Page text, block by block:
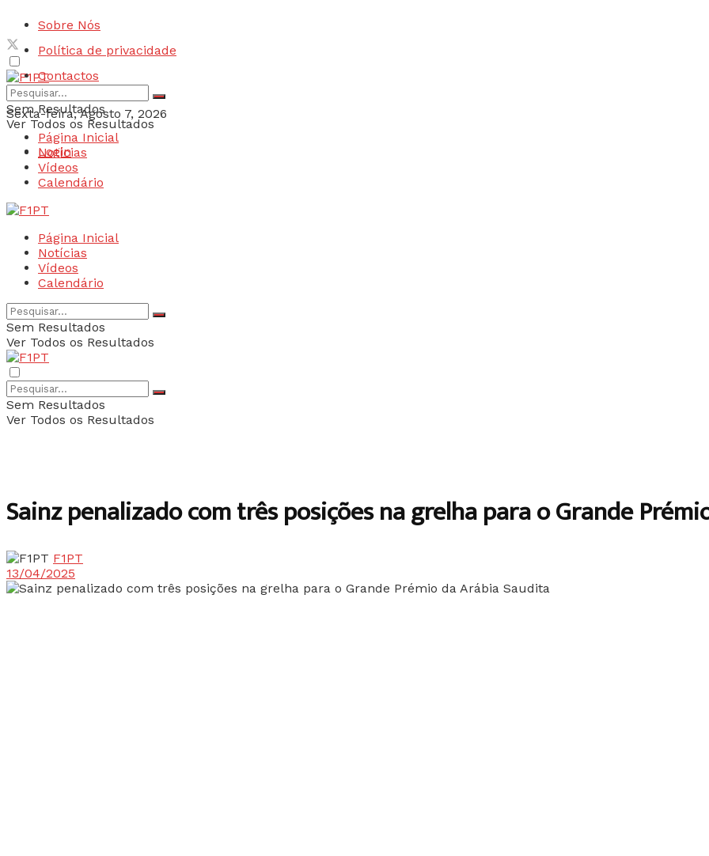
Sobre Nós
Política de privacidade
Contactos
Sexta-feira, Agosto 7, 2026
Login
Sem Resultados
Ver Todos os Resultados
Página Inicial
Notícias
Vídeos
Calendário
Página Inicial
Notícias
Vídeos
Calendário
Sem Resultados
Ver Todos os Resultados
Sem Resultados
Ver Todos os Resultados
Sainz penalizado com três posições na grelha para o Grande
F1PT
13/04/2025